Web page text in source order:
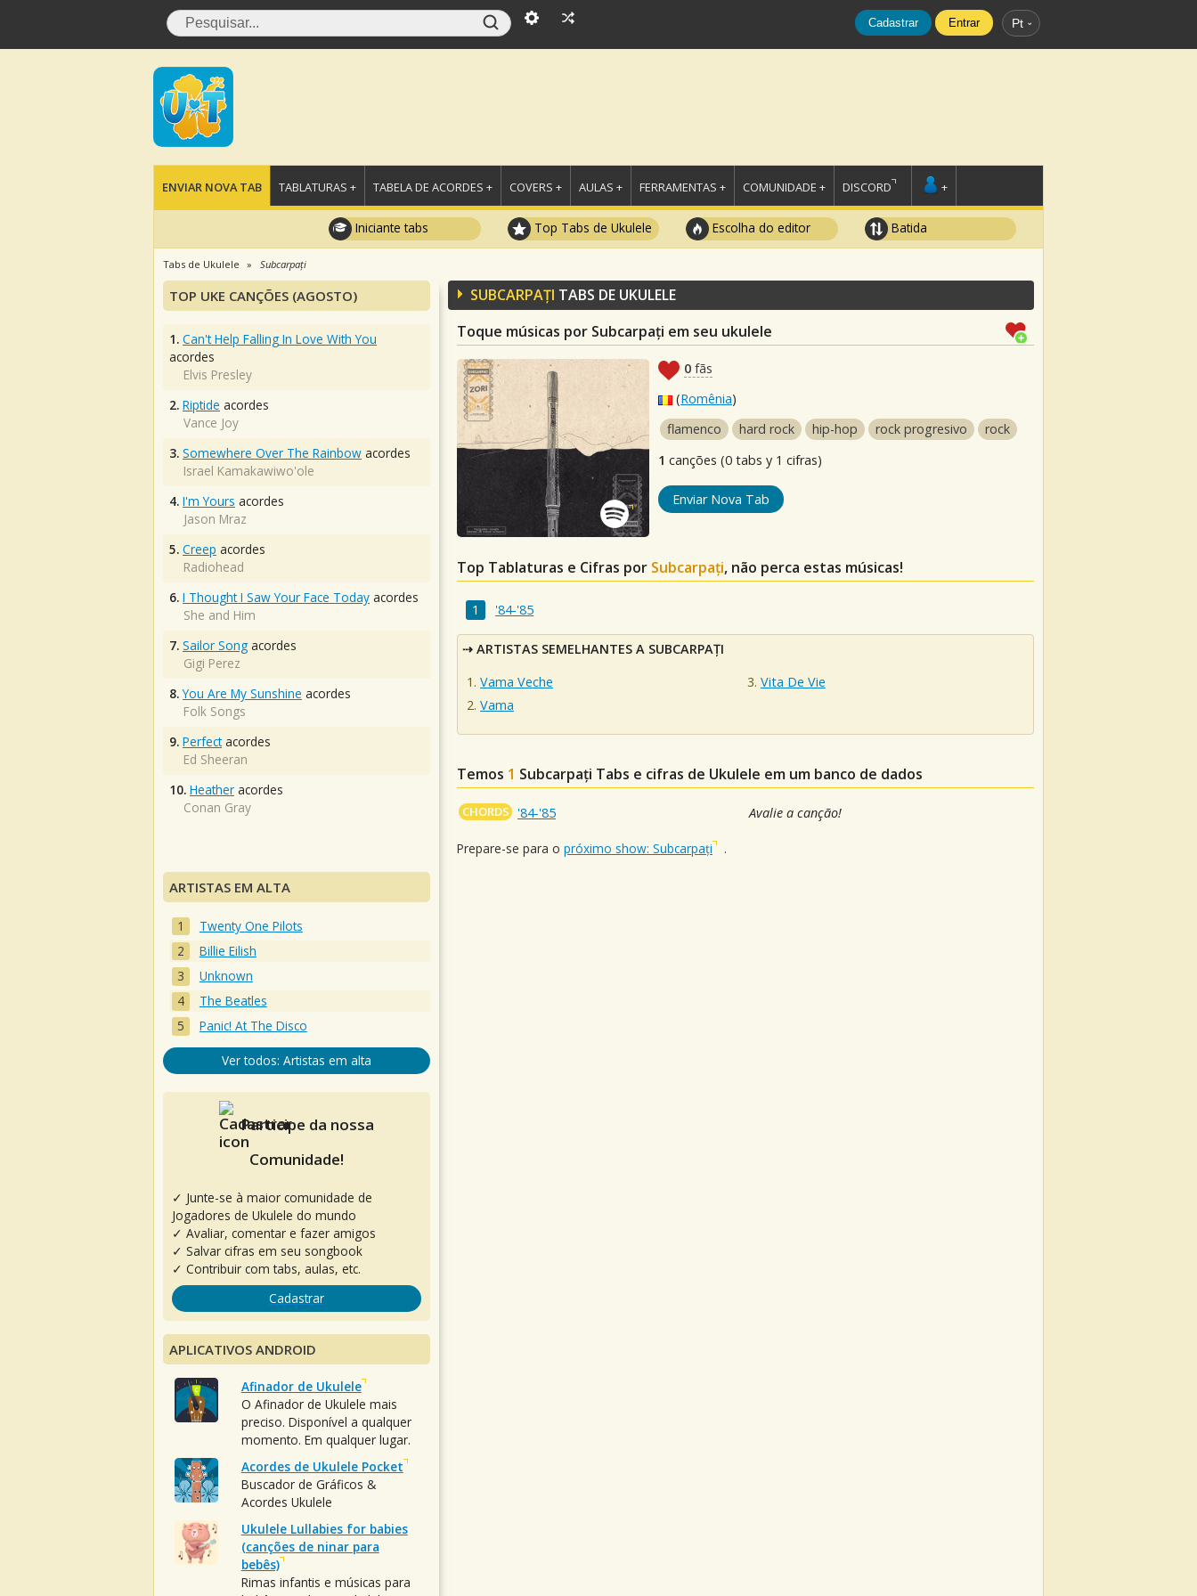
Cadastrar Entrar Pt
ENVIAR NOVA TAB TABLATURAS + TABELA DE ACORDES + COVERS + AULAS + FERRAMENTAS + COMUNIDADE + DISCORD +
Iniciante tabs Top Tabs de Ukulele Escolha do editor Batida
Tabs de Ukulele Subcarpați
SUBCARPAȚI TABS DE UKULELE
Toque músicas por Subcarpați em seu ukulele
0 fãs
(Romênia)
flamenco
hard rock hip-hop rock progresivo
rock
1 canções (0 tabs y 1 cifras)
Enviar Nova Tab
Top Tablaturas e Cifras por Subcarpați, não perca estas músicas!
'84-'85
ARTISTAS SEMELHANTES A SUBCARPAȚI
Vama Veche
Vama
Vita De Vie
Temos 1 Subcarpați Tabs e cifras de Ukulele em um banco de dados
CHORDS '84-'85 Avalie a canção!
Prepare-se para o próximo show: Subcarpați .
TOP UKE CANÇÕES (AGOSTO)
1. Can't Help Falling In Love With You
acordes
Elvis Presley
2. Riptide acordes
Vance Joy
3. Somewhere Over The Rainbow acordes
Israel Kamakawiwo'ole
4. I'm Yours acordes
Jason Mraz
5. Creep acordes
Radiohead
6. I Thought I Saw Your Face Today acordes
She and Him
7. Sailor Song acordes
Gigi Perez
8. You Are My Sunshine acordes
Folk Songs
9. Perfectacordes
Ed Sheeran
10. Heather acordes
Conan Gray
ARTISTAS EM ALTA
Twenty One Pilots
Billie Eilish
Unknown
The Beatles
Panic! At The Disco
Ver todos: Artistas em alta
Participe da nossa
Comunidade!
✓ Junte-se à maior comunidade de
Jogadores de Ukulele do mundo
✓ Avaliar, comentar e fazer amigos
✓ Salvar cifras em seu songbook
✓ Contribuir com tabs, aulas, etc.
Cadastrar
APLICATIVOS ANDROID
Afinador de Ukulele
O Afinador de Ukulele mais
preciso. Disponível a qualquer
momento. Em qualquer lugar.
Acordes de Ukulele Pocket
Buscador de Gráficos &
Acordes Ukulele
Ukulele Lullabies for babies
(canções de ninar para
bebês)
Rimas infantis e músicas para